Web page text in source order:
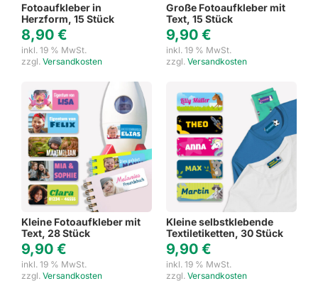
Fotoaufkleber in
Herzform, 15 Stück
8,90 €
inkl. 19 % MwSt.
zzgl. Versandkosten
Große Fotoaufkleber mit
Text, 15 Stück
9,90 €
inkl. 19 % MwSt.
zzgl. Versandkosten
Kleine Fotoaufkleber mit
Text, 28 Stück
9,90 €
inkl. 19 % MwSt.
zzgl. Versandkosten
Kleine selbstklebende
Textiletiketten, 30 Stück
9,90 €
inkl. 19 % MwSt.
zzgl. Versandkosten